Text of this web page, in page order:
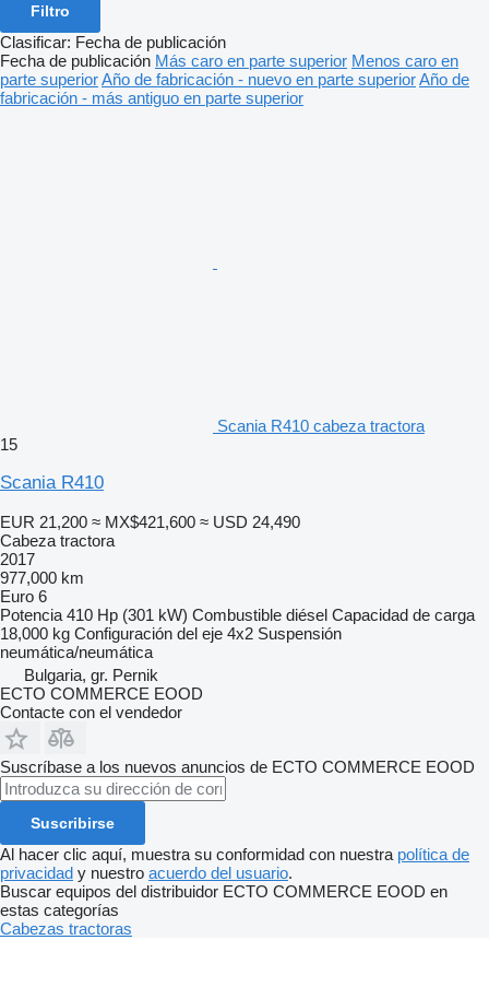
Filtro
Clasificar: Fecha de publicación
Fecha de publicación Más caro en parte superior Menos caro en
parte superiorAño de fabricación - nuevo en parte superiorAño de
fabricación - más antiguo en parte superior
Scania R410 cabeza tractora
15
Scania R410
EUR 21,200 ≈ MX$421,600 ≈ USD 24,490
Cabeza tractora
2017
977,000 km
Euro 6
Potencia 410 Hp (301 kW) Combustible diésel Capacidad de carga
18,000 kg Configuración del eje 4x2 Suspensión
neumática/neumática
Bulgaria, gr. Pernik
ECTO COMMERCE EOOD
Contacte con el vendedor
Suscríbase a los nuevos anuncios de ECTO COMMERCE EOOD
Suscribirse
Al hacer clic aquí, muestra su conformidad con nuestra política de
privacidad y nuestro acuerdo del usuario.
Buscar equipos del distribuidor ECTO COMMERCE EOOD en
estas categorías
Cabezas tractoras